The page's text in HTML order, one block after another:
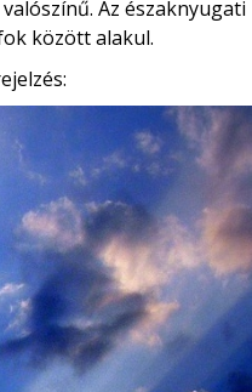
Az északnyugati
között alakul.